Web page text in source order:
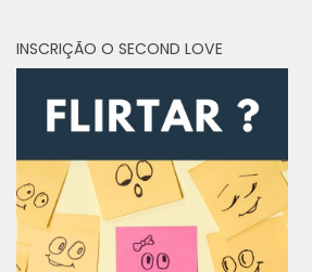
INSCRIÇÃO O SECOND LOVE